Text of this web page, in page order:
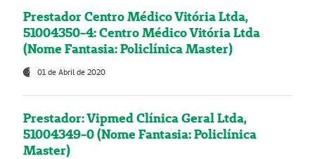
Prestador Centro Médico Vitória Ltda,
51004350-4: Centro Médico Vitória Ltda
(Nome Fantasia: Policlínica Master)
01 de Abril de 2020
Prestador: Vipmed Clínica Geral Ltda,
51004349-0 (Nome Fantasia: Policlínica
Master)